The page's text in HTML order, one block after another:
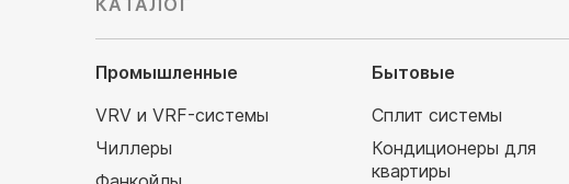
КАТАЛОГ
Промышленные
VRV и VRF-системы
Чиллеры
Бытовые
Сплит системы
Кондиционеры для
квартиры